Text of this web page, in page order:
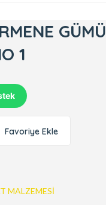
1
Favoriye Ekle
MALZEMESİ